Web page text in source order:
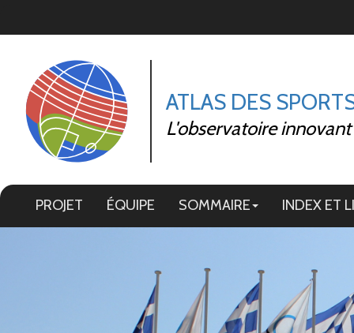
ATLAS DES
L'observatoire
PROJET ÉQUIPE SOMMAIRE INDEX ET